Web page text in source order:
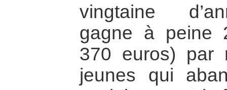
vingtaine
gagne à peine
370 euros) par
jeunes qui